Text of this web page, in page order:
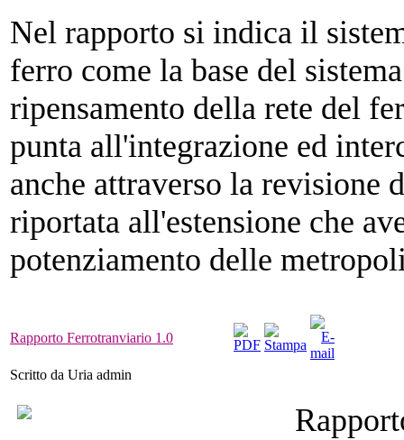
Nel rapporto si indica il
ferro come la base del
ripensamento della rete del
punta all'integrazione ed
anche attraverso la revisione
riportata all'estensione che
potenziamento delle
Rapporto Ferrotranviario 1.0
Scritto da Uria admin